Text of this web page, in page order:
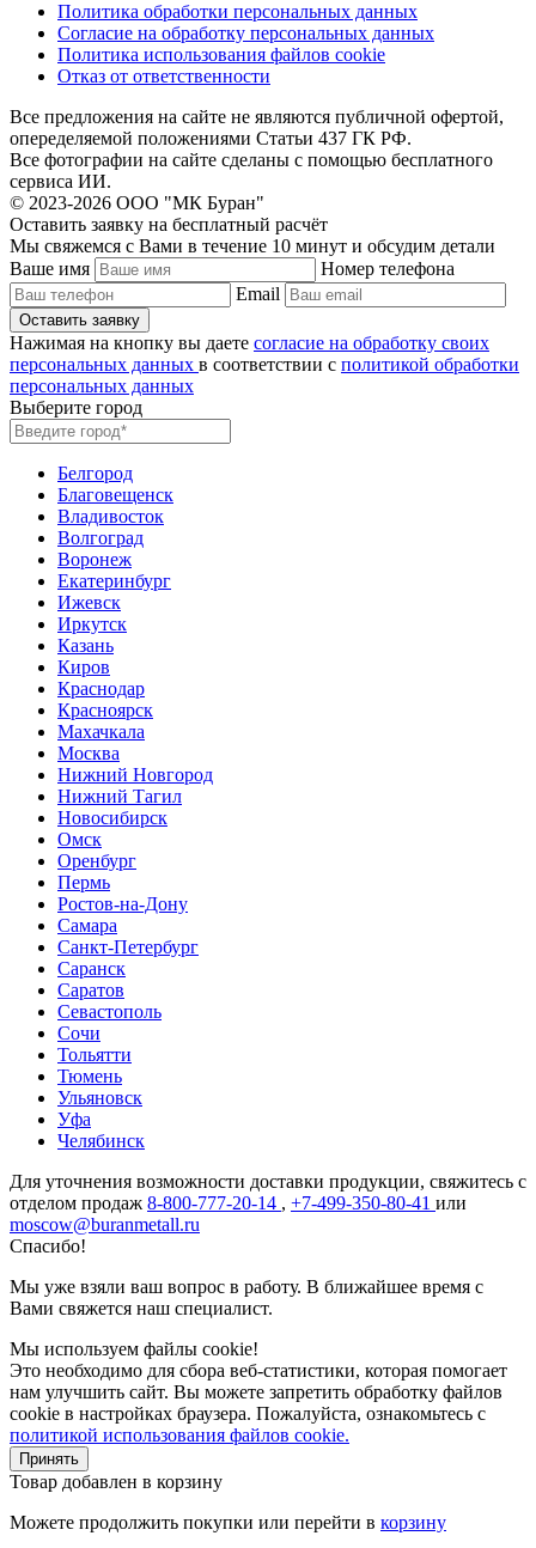
Политика обработки персональных данных
Согласие на обработку персональных данных
Политика использования файлов cookie
Отказ от ответственности
Все предложения на сайте не являются публичной офертой,
опеределяемой положениями Статьи 437 ГК РФ.
Все фотографии на сайте сделаны с помощью бесплатного
сервиса ИИ.
© 2023-2026 ООО "МК Буран"
Оставить заявку на бесплатный расчёт
Мы свяжемся с Вами в течение 10 минут и обсудим детали
Ваше имя
Номер телефона
Email
Нажимая на кнопку вы даете согласие на обработку своих
персональных данных в соответствии с политикой обработки
персональных данных
Выберите город
Белгород
Благовещенск
Владивосток
Волгоград
Воронеж
Екатеринбург
Ижевск
Иркутск
Казань
Киров
Краснодар
Красноярск
Махачкала
Москва
Нижний Новгород
Нижний Тагил
Новосибирск
Омск
Оренбург
Пермь
Ростов-на-Дону
Самара
Санкт-Петербург
Саранск
Саратов
Севастополь
Сочи
Тольятти
Тюмень
Ульяновск
Уфа
Челябинск
Для уточнения возможности доставки продукции, свяжитесь с
отделом продаж 8-800-777-20-14 , +7-499-350-80-41 или
moscow@buranmetall.ru
Спасибо!
Мы уже взяли ваш вопрос в работу. В ближайшее время с
Вами свяжется наш специалист.
Мы используем файлы cookie!
Это необходимо для сбора веб-статистики, которая помогает
нам улучшить сайт. Вы можете запретить обработку файлов
cookie в настройках браузера. Пожалуйста, ознакомьтесь с
политикой использования файлов cookie.
Принять
Товар добавлен в корзину
Можете продолжить покупки или перейти в корзину